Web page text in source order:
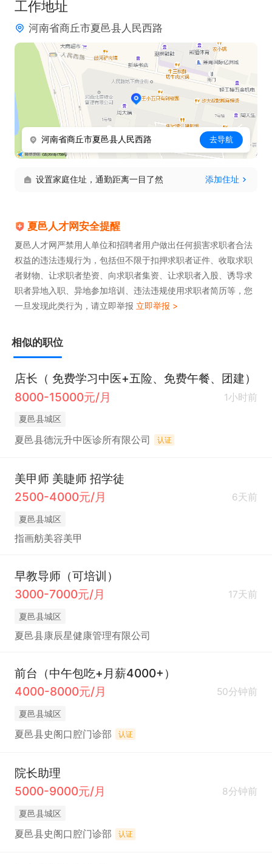
工作地址
河南省商丘市夏邑县人民西路
河南省商丘市夏邑县人民西路 去导航
设置家庭住址，通勤距离一目了然 添加住址
夏邑人才网安全提醒
夏邑人才网严禁用人单位和招聘者用户做出任何损害求职者合法
权益的违法违规行为，包括但不限于扣押求职者证件、收取求职
者财物、让求职者垫资、向求职者集资、让求职者入股、诱导求
职者异地入职、异地参加培训、违法违规使用求职者简历等，您
一旦发现此类行为，请立即举报 立即举报 >
相似的职位
店长（ 免费学习中医+五险、免费午餐、团建）
8000-15000元/月
1小时前
夏邑县城区
夏邑县德沅升中医诊所有限公司 认证
美甲师 美睫师 招学徒
2500-4000元/月
6天前
夏邑县城区
指画舫美容美甲
早教导师（可培训）
3000-7000元/月
17天前
夏邑县城区
夏邑县康辰星健康管理有限公司
前台（中午包吃+月薪4000+）
4000-8000元/月
50分钟前
夏邑县城区
夏邑县史阁口腔门诊部 认证
院长助理
5000-9000元/月
8分钟前
夏邑县城区
夏邑县史阁口腔门诊部 认证